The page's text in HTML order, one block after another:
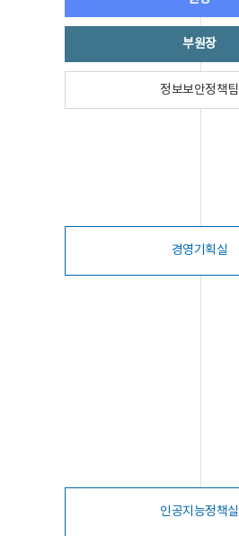
부원장
정보보안정책팀
경영기획실
인공지능정책실